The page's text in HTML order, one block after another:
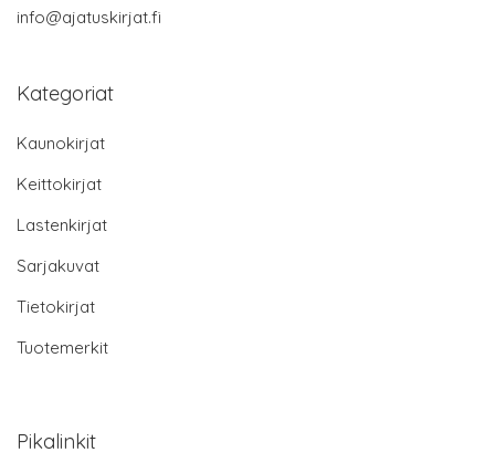
info@ajatuskirjat.fi
Kategoriat
Kaunokirjat
Keittokirjat
Lastenkirjat
Sarjakuvat
Tietokirjat
Tuotemerkit
Pikalinkit